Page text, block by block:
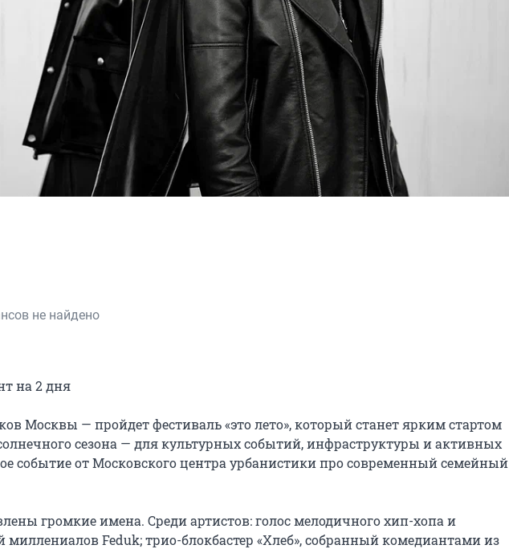
не найдено
на 2 дня
Москвы — пройдет фестиваль «это лето», который станет ярким стартом
сезона — для культурных событий, инфраструктуры и активных
событие от Московского центра урбанистики про современный семейный
громкие имена. Среди артистов: голос мелодичного хип-хопа и
Feduk; трио-блокбастер «Хлеб», собранный комедиантами из